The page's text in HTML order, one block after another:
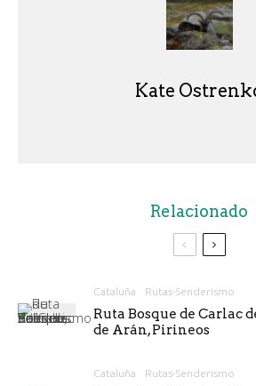
Kate
Relacionado
Cataluña Rutas-Senderismo
Ruta Bosque de Carlac
de Arán, Pirineos
Cataluña Rutas-Senderismo